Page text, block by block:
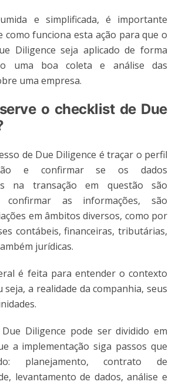
e simplificada, é importante
como funciona esta ação para que o
Diligence seja aplicado de forma
uma boa coleta e análise das
uma empresa.
o checklist de Due
de Due Diligence é traçar o perfil
e confirmar se os dados
na transação em questão são
confirmar as informações, são
em âmbitos diversos, como por
contábeis, financeiras, tributárias,
jurídicas.
é feita para entender o contexto
seja, a realidade da companhia, seus
Diligence pode ser dividido em
a implementação siga passos que
planejamento, contrato de
levantamento de dados, análise e